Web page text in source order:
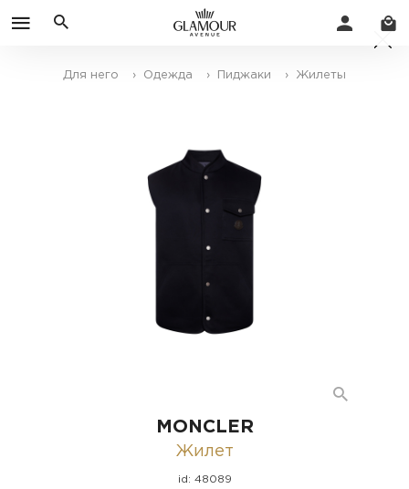
Для него › Одежда › Пиджаки › Жилеты
MONCLER
Жилет
id: 48089